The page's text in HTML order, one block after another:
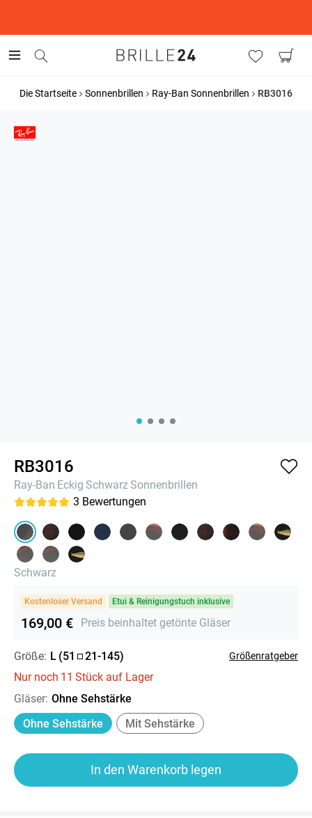
Die Startseite Sonnenbrillen Ray-Ban Sonnenbrillen RB3016
RB3016
Ray-Ban Eckig Schwarz Sonnenbrillen
3 Bewertungen
Schwarz
Kostenloser Versand Etui & Reinigungstuch inklusive
169,00 € Preis beinhaltet getönte Gläser
Größe: L (51 21-145) Größenratgeber
Nur noch 11 Stück auf Lager
Gläser: Ohne Sehstärke
Ohne Sehstärke
Mit Sehstärke
In den Warenkorb legen